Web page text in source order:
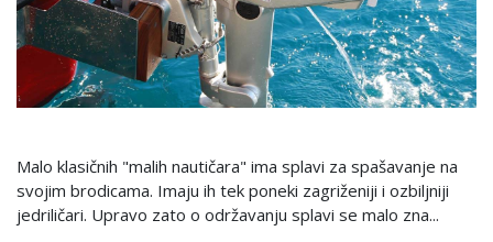
Malo klasičnih "malih nautičara" ima splavi za spašavanje na
svojim brodicama. Imaju ih tek poneki zagriženiji i ozbiljniji
jedriličari. Upravo zato o održavanju splavi se malo zna...